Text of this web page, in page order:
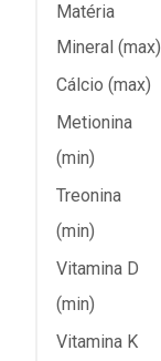
Matéria
Mineral (max)
Cálcio (max)
Metionina
(min)
Treonina
(min)
Vitamina D
(min)
Vitamina K